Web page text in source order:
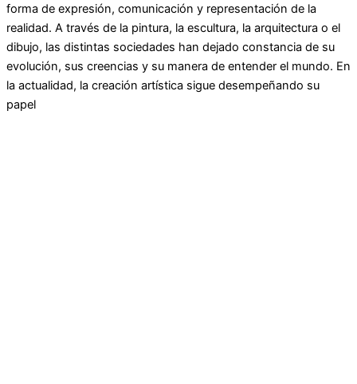
forma de expresión, comunicación y representación de la
realidad. A través de la pintura, la escultura, la arquitectura o el
dibujo, las distintas sociedades han dejado constancia de su
evolución, sus creencias y su manera de entender el mundo. En
la actualidad, la creación artística sigue desempeñando su
papel